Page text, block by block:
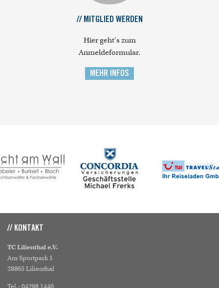
// MITGLIED WERDEN
Hier geht's zum
Anmeldeformular.
MEHR INFOS
// KONTAKT
TC Lilienthal e.V.
Am Sportpark 1
28865 Lilienthal